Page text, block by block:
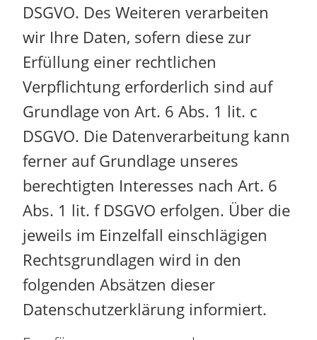
DSGVO. Des Weiteren verarbeiten
wir Ihre Daten, sofern diese zur
Erfüllung einer rechtlichen
Verpflichtung erforderlich sind auf
Grundlage von Art. 6 Abs. 1 lit. c
DSGVO. Die Datenverarbeitung kann
ferner auf Grundlage unseres
berechtigten Interesses nach Art. 6
Abs. 1 lit. f DSGVO erfolgen. Über die
jeweils im Einzelfall einschlägigen
Rechtsgrundlagen wird in den
folgenden Absätzen dieser
Datenschutzerklärung informiert.